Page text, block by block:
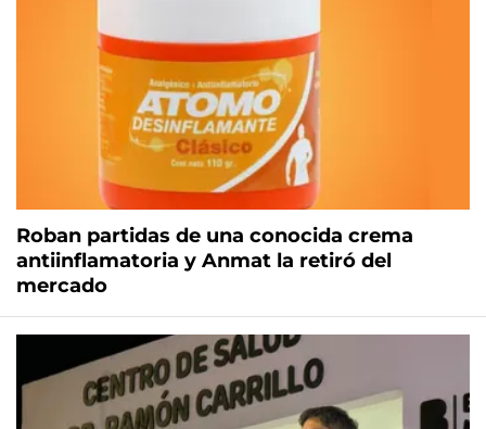
Roban partidas de una conocida crema
antiinflamatoria y Anmat la retiró del
mercado